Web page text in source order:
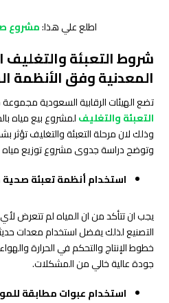
اطلع علي هذا:مشروع
شروط التعبئة والتغليف
المعدنية وفق الأنظمة
تضع الهيئات الرقابية السعودية
التعبئة والتغليفلمشروع بيع مياه
وذلك لان مرحلة التعبئة والتغليف
وتوضح دراسة جدوى مشروع توزيع
استخدام أنظمة تعبئة
يجب ان تتأكد من ان المياه لم تتعرض
التصنيع لذلك يفضل استخدام معدات
خطوط الإنتاج والتحكم في الحرارة
جودة عالية خالي من المشكلات.
استخدام عبوات مطابقة